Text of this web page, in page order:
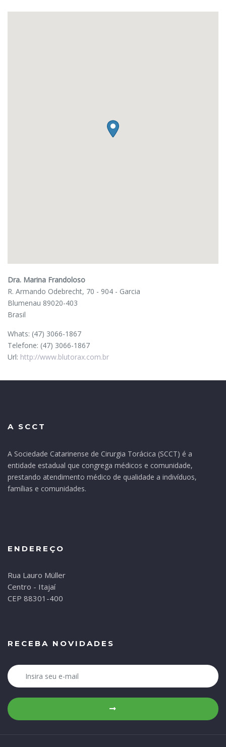
Dra. Marina Frandoloso
R. Armando Odebrecht, 70 - 904 - Garcia
Blumenau 89020-403
Brasil
Whats: (47) 3066-1867
Telefone: (47) 3066-1867
Url: http://www.blutorax.com.br
A SCCT
A Sociedade Catarinense de Cirurgia Torácica (SCCT) é a
entidade estadual que congrega médicos e comunidade,
prestando atendimento médico de qualidade a indivíduos,
famílias e comunidades.
ENDEREÇO
Rua Lauro Müller
Centro - Itajaí
CEP 88301-400
RECEBA NOVIDADES